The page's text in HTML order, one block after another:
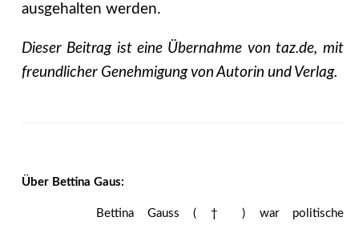
ausgehalten werden.
Dieser Beitrag ist eine Übernahme von taz.de, mit
freundlicher Genehmigung von Autorin und Verlag.
Über Bettina Gaus:
Bettina Gauss ( † ) war politische